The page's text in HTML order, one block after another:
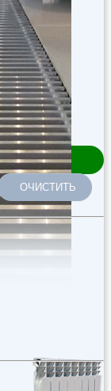
ОЧИСТИТЬ